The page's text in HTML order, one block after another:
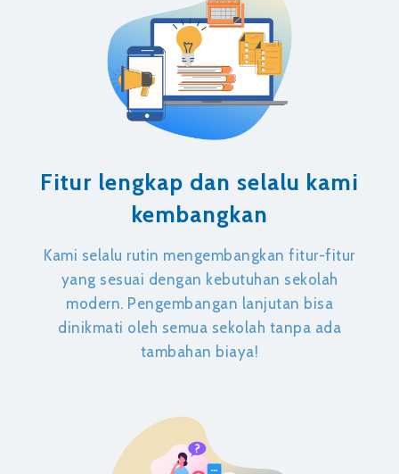
Fitur lengkap dan selalu kami
kembangkan
Kami selalu rutin mengembangkan fitur-fitur
yang sesuai dengan kebutuhan sekolah
modern. Pengembangan lanjutan bisa
dinikmati oleh semua sekolah tanpa ada
tambahan biaya!